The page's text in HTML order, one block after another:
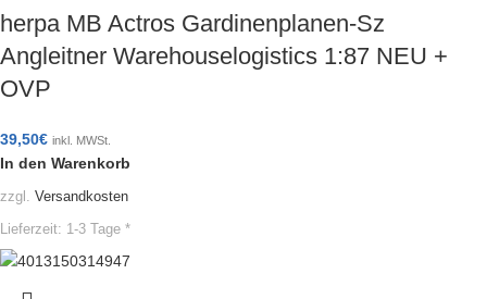
herpa MB Actros Gardinenplanen-Sz
Angleitner Warehouselogistics 1:87 NEU +
OVP
39,50€ inkl. MWSt.
In den Warenkorb
zzgl. Versandkosten
Lieferzeit: 1-3 Tage *